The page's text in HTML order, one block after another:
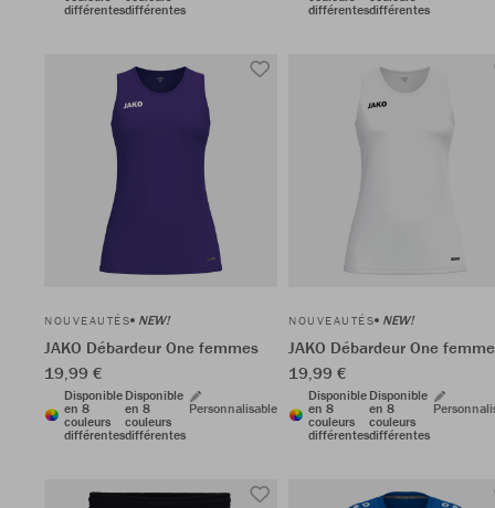
différentesdifférentes
différentesdifférentes
NOUVEAUTÉS NEW!
JAKO Débardeur One femmes
19,99 €
Disponible
en 8
couleurs
différentes
Disponible
en 8
couleurs
différentes
Personnalisable
NOUVEAUTÉS NEW!
JAKO Débardeur One
19,99 €
Disponible
en 8
couleurs
différentes
Disponible
en 8
couleurs
différentes